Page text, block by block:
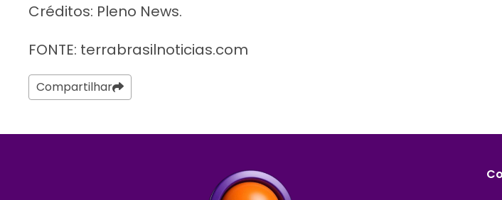
Créditos: Pleno News.
FONTE: terrabrasilnoticias.com
Compartilhar